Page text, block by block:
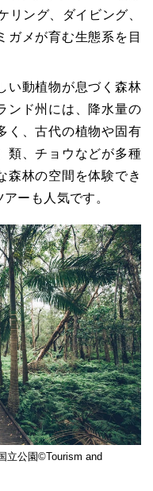
リング、ダイビング、
ガメが育む生態系を目
い動植物が息づく森林
ンド州には、降水量の
く、古代の植物や固有
類、チョウなどが多種
森林の空間を体験でき
ーも人気です。
立公園©Tourism and